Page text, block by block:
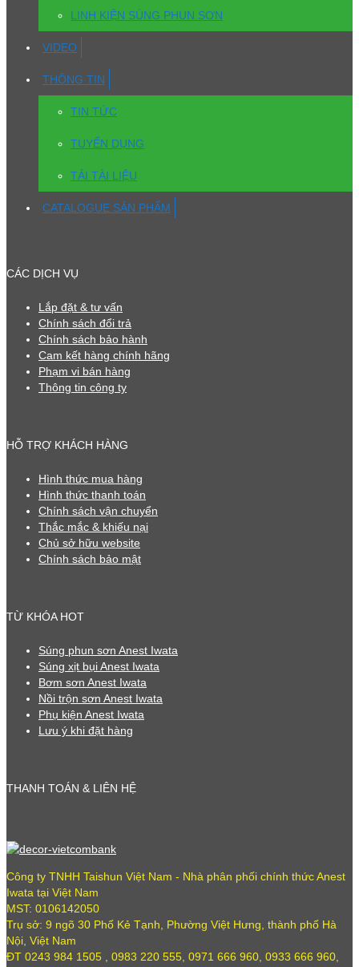
LINH KIỆN SÚNG PHUN SƠN
VIDEO
THÔNG TIN
TIN TỨC
TUYỂN DỤNG
TẢI TÀI LIỆU
CATALOGUE SẢN PHẨM
CÁC DỊCH VỤ
Lắp đặt & tư vấn
Chính sách đổi trả
Chính sách bảo hành
Cam kết hàng chính hãng
Phạm vi bán hàng
Thông tin công ty
HỖ TRỢ KHÁCH HÀNG
Hình thức mua hàng
Hình thức thanh toán
Chính sách vận chuyển
Thắc mắc & khiếu nại
Chủ sở hữu website
Chính sách bảo mật
TỪ KHÓA HOT
Súng phun sơn Anest Iwata
Súng xịt bụi Anest Iwata
Bơm sơn Anest Iwata
Nồi trộn sơn Anest Iwata
Phụ kiện Anest Iwata
Lưu ý khi đặt hàng
THANH TOÁN & LIÊN HỆ
Công ty TNHH Taishun Việt Nam - Nhà phân phối chính thức Anest
Iwata tại Việt Nam
MST: 0106142050
Trụ sở: 9 ngõ 30 Phố Kẻ Tạnh, Phường Việt Hưng, thành phố Hà
Nội, Việt Nam
ĐT 0243 984 1505 , 0983 220 555, 0971 666 960, 0933 666 960,